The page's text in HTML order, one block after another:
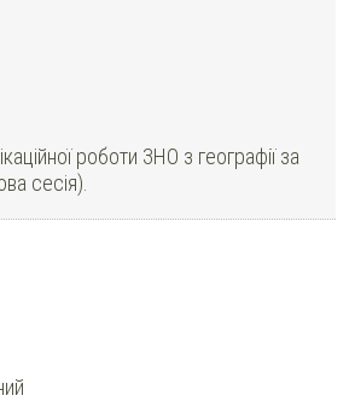
роботи ЗНО з географії за
сесія).